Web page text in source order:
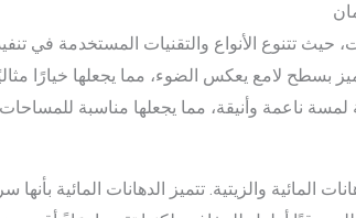
تتنوع الأنواع والتقنيات المستخدمة في
بسطح لامع يعكس الضوء، مما يجعلها خيارًا
ناعمة وأنيقة، مما يجعلها مناسبة
المائية والزيتية. تتميز الدهانات المائية